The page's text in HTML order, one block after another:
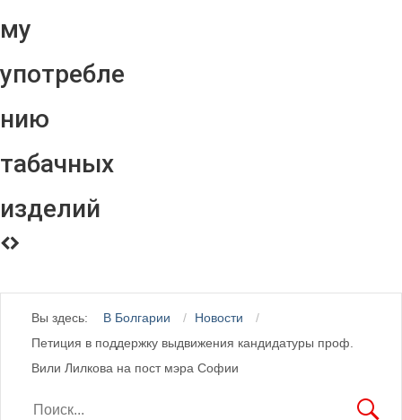
му
употребле
нию
табачных
изделий
Вы здесь: В Болгарии
Новости
Петиция в поддержку выдвижения кандидатуры проф.
Вили Лилкова на пост мэра Софии